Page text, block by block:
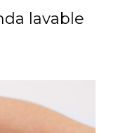
lavable